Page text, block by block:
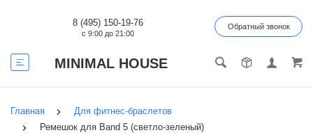
MINIMAL HOUSE
8 (495) 150-19-76
с 9:00 до 21:00
Обратный звонок
Главная
Для фитнес-браслетов
Ремешок для Band 5 (светло-зеленый)